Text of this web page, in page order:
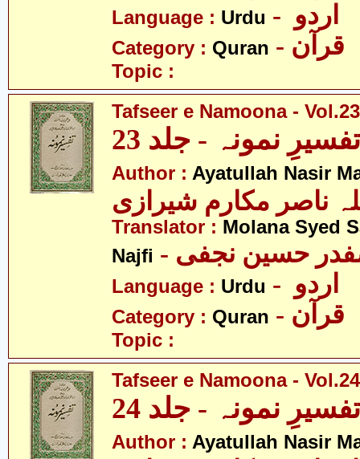
Language : Urdu
Category : Quran - قرآن
Topic :
Tafseer e Namoona - Vol.23
تفسیرِ نمونہ - جلد 23
Author : Ayatullah Nasir
ناصر مکارم شیرازی
Translator : Molana Syed
Najfi
صفدر حسین نجفی
Language : Urdu
Category : Quran - قرآن
Topic :
Tafseer e Namoona - Vol.24
تفسیرِ نمونہ - جلد 24
Author : Ayatullah Nasir